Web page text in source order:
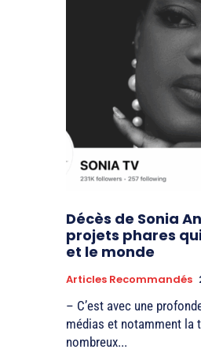
Décès de Sonia
projets phares
et le monde
Articles Recommandés
– C’est avec une
médias et notamment la
nombreux...